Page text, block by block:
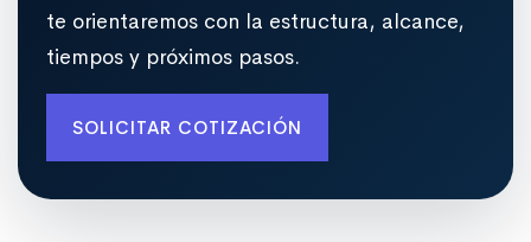
te orientaremos con la estructura, alcance,
tiempos y próximos pasos.
SOLICITAR COTIZACIÓN